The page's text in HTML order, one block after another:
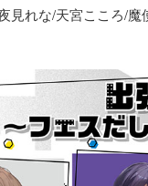
見れな/天宮こころ/